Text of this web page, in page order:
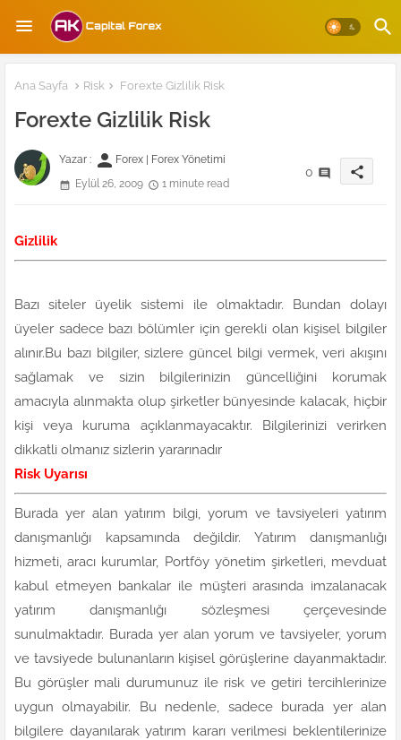
Ana Sayfa Risk Forexte Gizlilik Risk
Forexte Gizlilik Risk
Yazar : person Forex | Forex Yönetimi
Eylül 26, 2009
1 minute read
0 share
Gizlilik
Bazı siteler üyelik sistemi ile olmaktadır. Bundan dolayı
üyeler sadece bazı bölümler için gerekli olan kişisel bilgiler
alınır.Bu bazı bilgiler, sizlere güncel bilgi vermek, veri akışını
sağlamak ve sizin bilgilerinizin güncelliğini korumak
amacıyla alınmakta olup şirketler bünyesinde kalacak, hiçbir
kişi veya kuruma açıklanmayacaktır. Bilgilerinizi verirken
dikkatli olmanız sizlerin yararınadır
Risk Uyarısı
Burada yer alan yatırım bilgi, yorum ve tavsiyeleri yatırım
danışmanlığı kapsamında değildir. Yatırım danışmanlığı
hizmeti, aracı kurumlar, Portföy yönetim şirketleri, mevduat
kabul etmeyen bankalar ile müşteri arasında imzalanacak
yatırım danışmanlığı sözleşmesi çerçevesinde
sunulmaktadır. Burada yer alan yorum ve tavsiyeler, yorum
ve tavsiyede bulunanların kişisel görüşlerine dayanmaktadır.
Bu görüşler mali durumunuz ile risk ve getiri tercihlerinize
uygun olmayabilir. Bu nedenle, sadece burada yer alan
bilgilere dayanılarak yatırım kararı verilmesi beklentilerinize